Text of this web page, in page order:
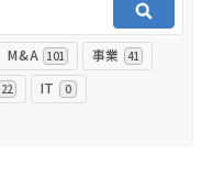
M&A 101 事業 41
22 IT 0